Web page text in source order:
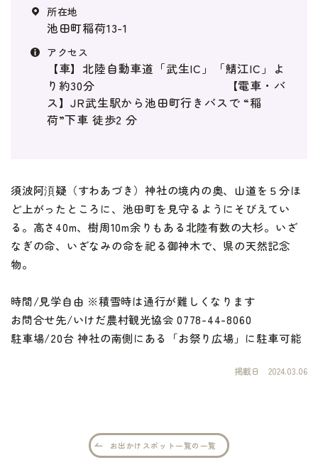
池田町稲荷13-1
【車】北陸自動車道「武生IC」「鯖江IC」よ
り約30分 【電車・バ
ス】JR武生駅から池田町行きバスで “稲
荷”下車 徒歩2 分
須波阿湏疑（すわあづき）神社の境内の奥、山道を５分ほ
ど上がったところに、池田町を見守るようにそびえてい
る。高さ40m、樹周10m余りもある北陸有数の大杉。いざ
なぎの命、いざなみの命を祀る御神木で、県の天然記念
物。
時間/見学自由 ※積雪時は通行が難しくなります
お問合せ先/いけだ農村観光協会 0778-44-8060
駐車場/20台 神社の南側にある「お祭り広場」に駐車可能
掲載日 2024.03.06
お出かけスポット一覧の一覧